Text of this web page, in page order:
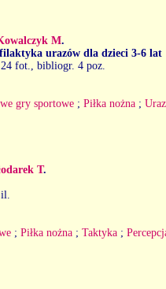
M.
urazów dla dzieci 3-6 lat
24 fot., bibliogr. 4 poz.
gry sportowe ; Piłka nożna ;
T.
; Piłka nożna ; Taktyka ;